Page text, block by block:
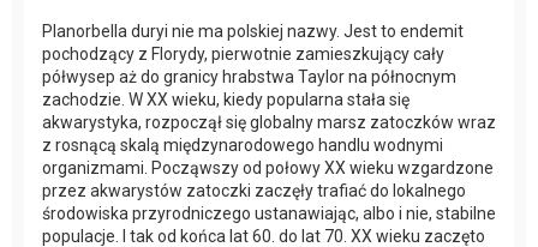
Planorbella duryi nie ma polskiej nazwy. Jest to endemit
pochodzący z Florydy, pierwotnie zamieszkujący cały
półwysep aż do granicy hrabstwa Taylor na północnym
zachodzie. W XX wieku, kiedy popularna stała się
akwarystyka, rozpoczął się globalny marsz zatoczków wraz
z rosnącą skalą międzynarodowego handlu wodnymi
organizmami. Począwszy od połowy XX wieku wzgardzone
przez akwarystów zatoczki zaczęły trafiać do lokalnego
środowiska przyrodniczego ustanawiając, albo i nie, stabilne
populacje. I tak od końca lat 60. do lat 70. XX wieku zaczęto